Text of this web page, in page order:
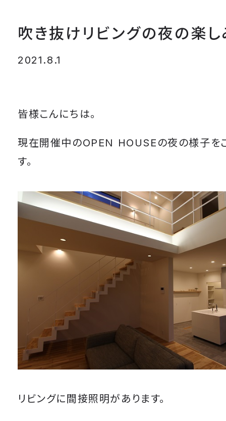
吹き抜けリビングの夜の楽
2021.8.1
皆様こんにちは。
現在開催中のOPEN HOUSEの夜の様子を
す。
リビングに間接照明があります。